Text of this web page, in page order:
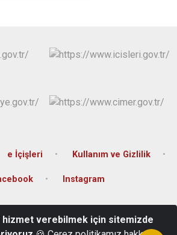
e İçişleri Kullanım ve Gizlilik
Instagram
Merkez Karabük
hizmet verebilmek için sitemizde